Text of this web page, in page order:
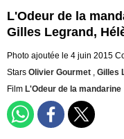
L'Odeur de la
Gilles Legrand,
Photo ajoutée le 4 juin 2015
Stars Olivier Gourmet , Gilles
Film L'Odeur de la mandarine